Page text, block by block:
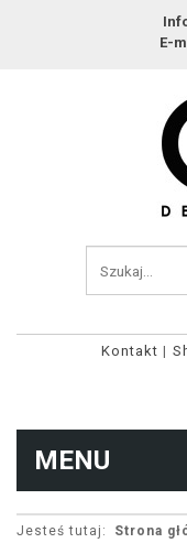
E-
Kontakt
MENU
Jesteś tutaj: Strona